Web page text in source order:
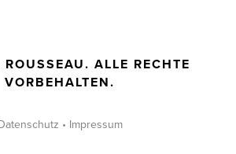
ALLE RECHTE
VORBEHALTEN.
• Impressum